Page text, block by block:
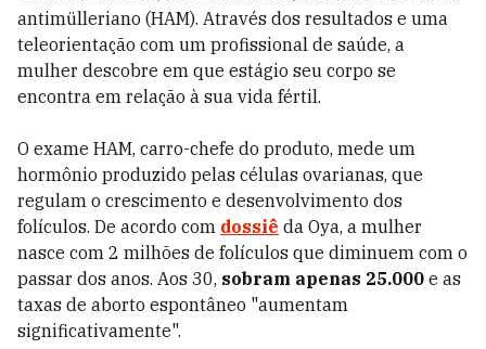
antimülleriano (HAM). Através dos resultados e uma
teleorientação com um profissional de saúde, a
mulher descobre em que estágio seu corpo se
encontra em relação à sua vida fértil.
O exame HAM, carro-chefe do produto, mede um
hormônio produzido pelas células ovarianas, que
regulam o crescimento e desenvolvimento dos
folículos. De acordo com dossiê da Oya, a mulher
nasce com 2 milhões de folículos que diminuem com o
passar dos anos. Aos 30, sobram apenas 25.000 e as
taxas de aborto espontâneo "aumentam
significativamente".